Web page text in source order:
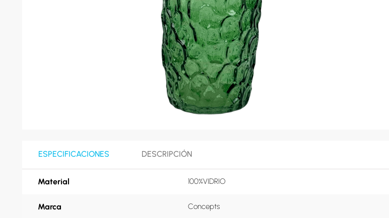
ESPECIFICACIONES DESCRIPCIÓN
Material 100%VIDRIO
Marca Concepts